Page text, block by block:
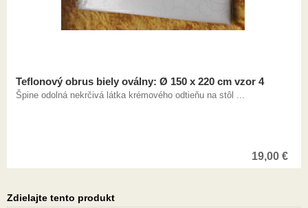
Teflonový obrus biely oválny: Ø 150 x 220 cm vzor 4
Špine odolná nekrčivá látka krémového odtieňu na stôl ...
19,00 €
Zdielajte tento produkt